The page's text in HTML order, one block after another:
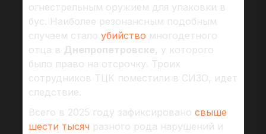
огнестрельным оружием для упаковки в
бус. Наиболее резонансным подобным
случаем стало убийство многодетного
отца в Днепропетровске, у которого
было право на отсрочку. Троих
сотрудников ТЦК поместили в СИЗО, идет
следствие.
Всего в 2025 году зафиксировано свыше
шести тысяч разного рода нарушений и